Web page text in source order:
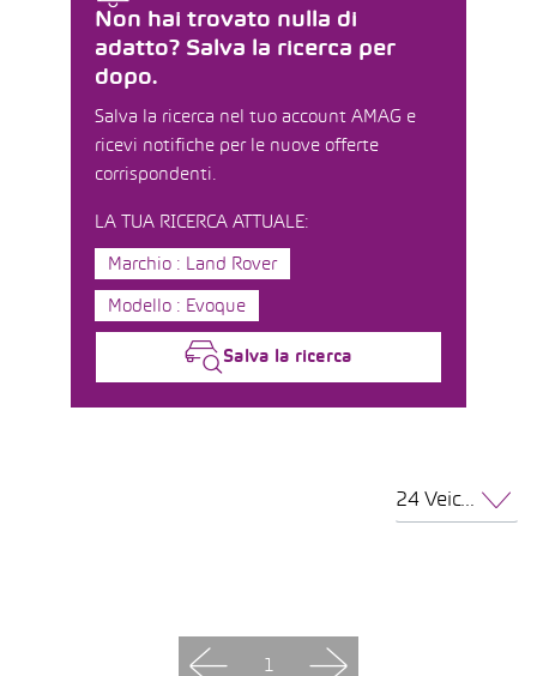
Non hai trovato nulla di
adatto? Salva la ricerca per
dopo.
Salva la ricerca nel tuo account AMAG e
ricevi notifiche per le nuove offerte
corrispondenti.
LA TUA RICERCA ATTUALE:
Marchio : Land Rover
Modello : Evoque
Salva la ricerca
24 Veicoli per pagina
1